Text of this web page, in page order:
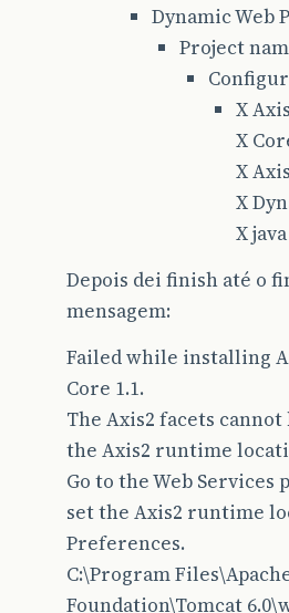
Dynamic Web
Project
X
X
X
X
X java
Depois dei finish até o
mensagem:
Failed while installing
Core 1.1.
The Axis2 facets
the Axis2 runtime
Go to the Web Services
set the Axis2 runtime
Preferences.
C:\Program
Foundation\Tomcat